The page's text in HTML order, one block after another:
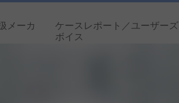
メーカ
ケースレポート／ユーザーズ
ボイス